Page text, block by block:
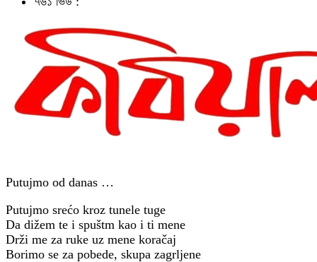
Putujmo od danas …
Putujmo srećo kroz tunele tuge
Da dižem te i spuštm kao i ti mene
Drži me za ruke uz mene koračaj
Borimo se za pobede, skupa zagrljene